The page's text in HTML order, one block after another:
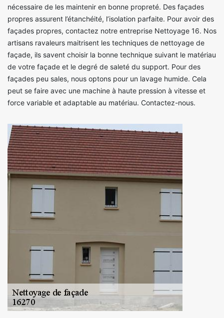
nécessaire de les maintenir en bonne propreté. Des façades
propres assurent l’étanchéité, l’isolation parfaite. Pour avoir des
façades propres, contactez notre entreprise Nettoyage 16. Nos
artisans ravaleurs maitrisent les techniques de nettoyage de
façade, ils savent choisir la bonne technique suivant le matériau
de votre façade et le degré de saleté du support. Pour des
façades peu sales, nous optons pour un lavage humide. Cela
peut se faire avec une machine à haute pression à vitesse et
force variable et adaptable au matériau. Contactez-nous.